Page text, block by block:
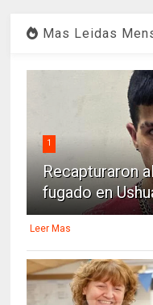
Mas Leidas
1
Recapturaron
fugado en
Leer Mas